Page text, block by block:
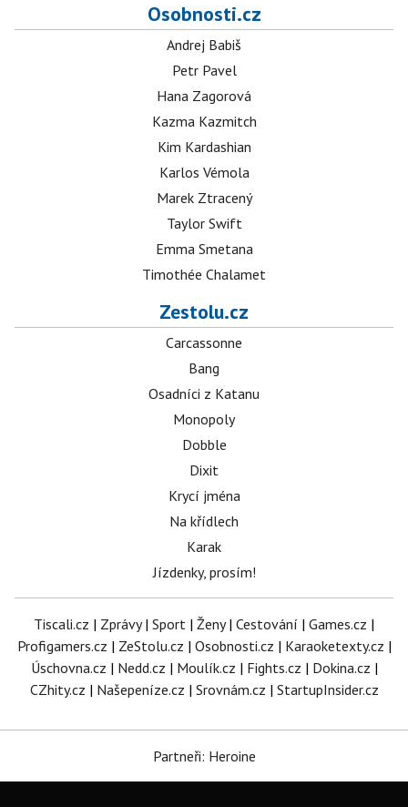
Osobnosti.cz
Andrej Babiš
Petr Pavel
Hana Zagorová
Kazma Kazmitch
Kim Kardashian
Karlos Vémola
Marek Ztracený
Taylor Swift
Emma Smetana
Timothée Chalamet
Zestolu.cz
Carcassonne
Bang
Osadníci z Katanu
Monopoly
Dobble
Dixit
Krycí jména
Na křídlech
Karak
Jízdenky, prosím!
Tiscali.cz | Zprávy| Sport | Ženy| Cestování | Games.cz |
Profigamers.cz | ZeStolu.cz | Osobnosti.cz | Karaoketexty.cz |
Úschovna.cz | Nedd.cz | Moulík.cz | Fights.cz | Dokina.cz |
CZhity.cz | Našepeníze.cz | Srovnám.cz | StartupInsider.cz
Partneři: Heroine